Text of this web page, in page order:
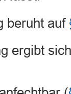
beruht auf
ergibt